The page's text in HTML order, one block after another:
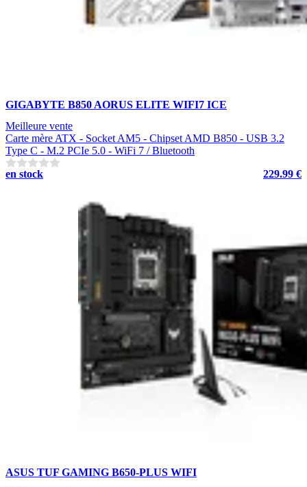
GIGABYTE B850 AORUS ELITE WIFI7 ICE
Meilleure vente
Carte mère ATX - Socket AM5 - Chipset AMD B850 - USB 3.2
Type C - M.2 PCIe 5.0 - WiFi 7 / Bluetooth
en stock
229.99 €
ASUS TUF GAMING B650-PLUS WIFI